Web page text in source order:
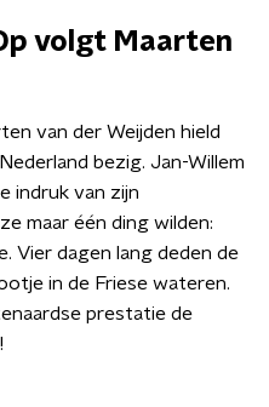
volgt Maarten
van der Weijden hield
bezig. Jan-Willem
indruk van zijn
maar één ding wilden:
Vier dagen lang deden de
in de Friese wateren.
prestatie de